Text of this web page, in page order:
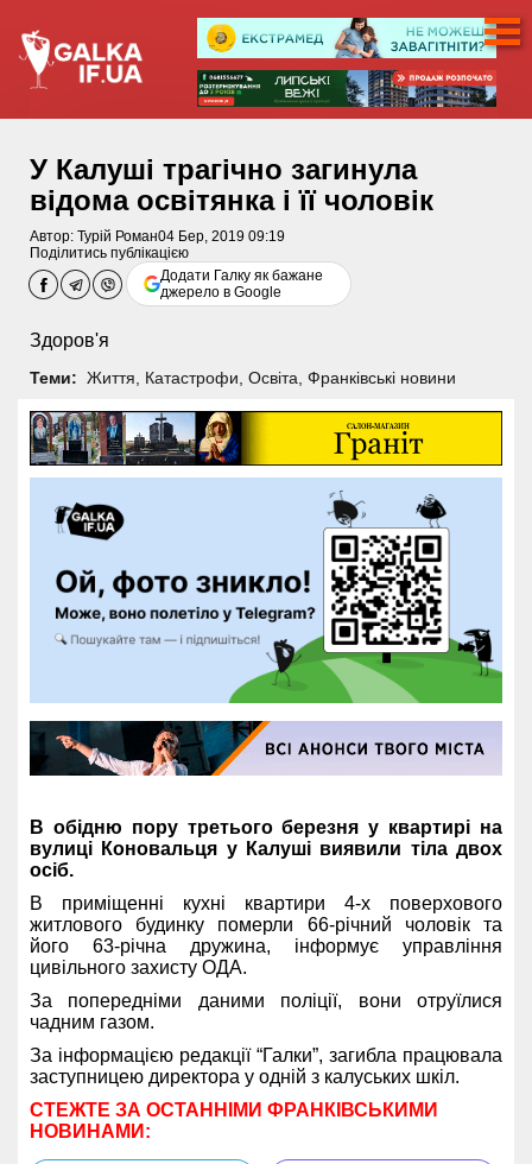
У Калуші трагічно загинула
відома освітянка і її чоловік
Автор: Турій Роман04 Бер, 2019 09:19
Поділитись публікацією
Додати Галку як бажане
джерело в Google
Здоров'я
Теми: Життя Катастрофи Освіта Франківські новини
В обідню пору третього березня у квартирі на
вулиці Коновальця у Калуші виявили тіла двох
осіб.
В приміщенні кухні квартири 4-х поверхового
житлового будинку померли 66-річний чоловік та
його 63-річна дружина, інформує управління
цивільного захисту ОДА.
За попередніми даними поліції, вони отруїлися
чадним газом.
За інформацією редакції “Галки”, загибла працювала
заступницею директора у одній з калуських шкіл.
СТЕЖТЕ ЗА ОСТАННІМИ ФРАНКІВСЬКИМИ
НОВИНАМИ: